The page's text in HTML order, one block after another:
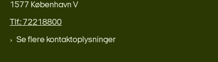
1577 København V
Tlf.: 72218800
Se flere kontaktoplysninger